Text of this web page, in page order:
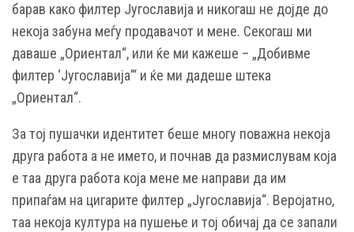
барав како филтер Југославија и никогаш не дојде до
некоја забуна меѓу продавачот и мене. Секогаш ми
даваше „Ориентал“, или ќе ми кажеше – „Добивме
филтер ‘Југославија’“ и ќе ми дадеше штека
„Ориентал“.
За тој пушачки идентитет беше многу поважна некоја
друга работа а не името, и почнав да размислувам која
е таа друга работа која мене ме направи да им
припаѓам на цигарите филтер „Југославија“. Веројатно,
таа некоја култура на пушење и тој обичај да се запали